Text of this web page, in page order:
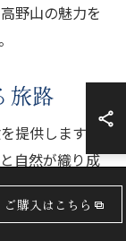
野山の魅力を
旅路
提供します。
自然が織り成
レッシュを与
に高野山の本
ご購入はこちら